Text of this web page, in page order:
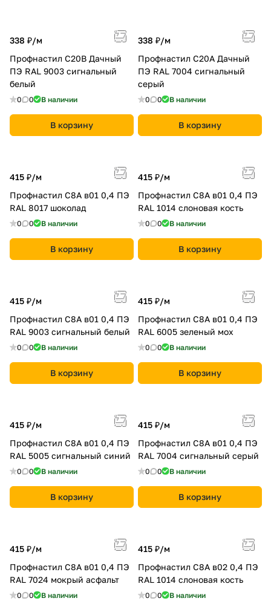
338 ₽/м
Профнастил С20B Дачный
ПЭ RAL 9003 сигнальный
белый
0 0 В наличии
В корзину
338 ₽/м
Профнастил С20A Дачный
ПЭ RAL 7004 сигнальный
серый
0 0 В наличии
В корзину
415 ₽/м
Профнастил С8A в01 0,4 ПЭ
RAL 8017 шоколад
0 0 В наличии
В корзину
415 ₽/м
Профнастил С8A в01 0,4 ПЭ
RAL 1014 слоновая кость
0 0 В наличии
В корзину
415 ₽/м
Профнастил С8A в01 0,4 ПЭ
RAL 9003 сигнальный белый
0 0 В наличии
В корзину
415 ₽/м
Профнастил С8A в01 0,4 ПЭ
RAL 6005 зеленый мох
0 0 В наличии
В корзину
415 ₽/м
Профнастил С8A в01 0,4 ПЭ
RAL 5005 сигнальный синий
0 0 В наличии
В корзину
415 ₽/м
Профнастил С8A в01 0,4 ПЭ
RAL 7004 сигнальный серый
0 0 В наличии
В корзину
415 ₽/м
Профнастил С8A в01 0,4 ПЭ
RAL 7024 мокрый асфальт
0 0 В наличии
415 ₽/м
Профнастил С8A в02 0,4 ПЭ
RAL 1014 слоновая кость
0 0 В наличии